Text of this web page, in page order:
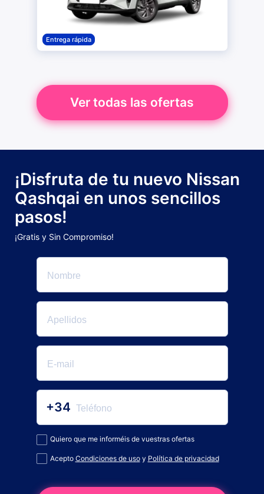
Entrega rápida
Ver todas las ofertas
¡Disfruta de tu nuevo Nissan
Qashqai en unos sencillos
pasos!
¡Gratis y Sin Compromiso!
+34
Quiero que me informéis de vuestras ofertas
Acepto Condiciones de usoy Política de privacidad